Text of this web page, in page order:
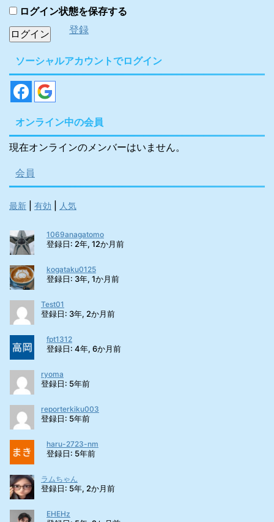
いと思います！ 川崎フロ
ンターレについて まず
どんなクラブなのか紹介
します。 川崎フロンター
レは、神奈川県川崎市を
ホームタウン ...
栖 基本情報 サガン鳥栖
は、1997年2月4日に創
ログイン状態を保存する
登録
ソーシャルアカウントでログイン
オンライン中の会員
現在オンラインのメンバーはいません。
会員
最新 有効 人気
1069anagatomo
登録日: 2年, 12か月前
kogataku0125
登録日: 3年, 1か月前
Test01
登録日: 3年, 2か月前
fpt1312
登録日: 4年, 6か月前
ryoma
登録日: 5年前
reporterkiku003
登録日: 5年前
haru-2723-nm
登録日: 5年前
ラムちゃん
登録日: 5年, 2か月前
EHEHz